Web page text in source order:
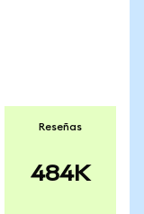
Reseñas
484K